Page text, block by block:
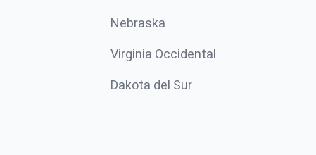
Nebraska
Virginia Occidental
Dakota del Sur